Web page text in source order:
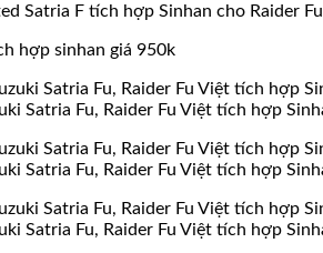
Satria F tích hợp Sinhan cho Raider
hợp sinhan giá 950k
Satria Fu, Raider Fu Việt tích hợp
Satria Fu, Raider Fu Việt tích hợp
Satria Fu, Raider Fu Việt tích hợp